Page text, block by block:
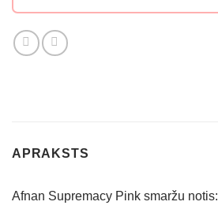
APRAKSTS
Afnan Supremacy Pink smaržu notis: